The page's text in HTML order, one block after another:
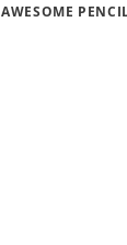
AWESOME